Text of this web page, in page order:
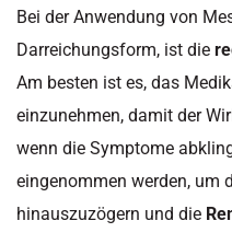
Bei der Anwendung von
Darreichungsform, ist die
Am besten ist es, das
einzunehmen, damit der
wenn die Symptome
eingenommen werden, um
hinauszuzögern und die